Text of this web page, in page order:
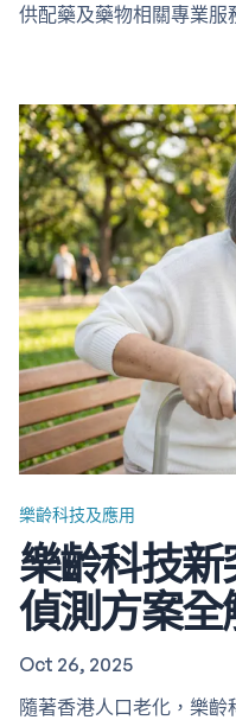
供配藥及藥物相關專業服
維持健康。 近年在政府
社區藥房的角色愈來愈
公營醫院處方的社區配藥
運？ 香港的社區藥房並
包括： 私營連鎖及個體
（如 PHARM+ 網絡、樂
醫院等）…
樂齡科技及應用
樂齡科技
偵測方案全
Oct 26, 2025
隨著香港人口老化，樂